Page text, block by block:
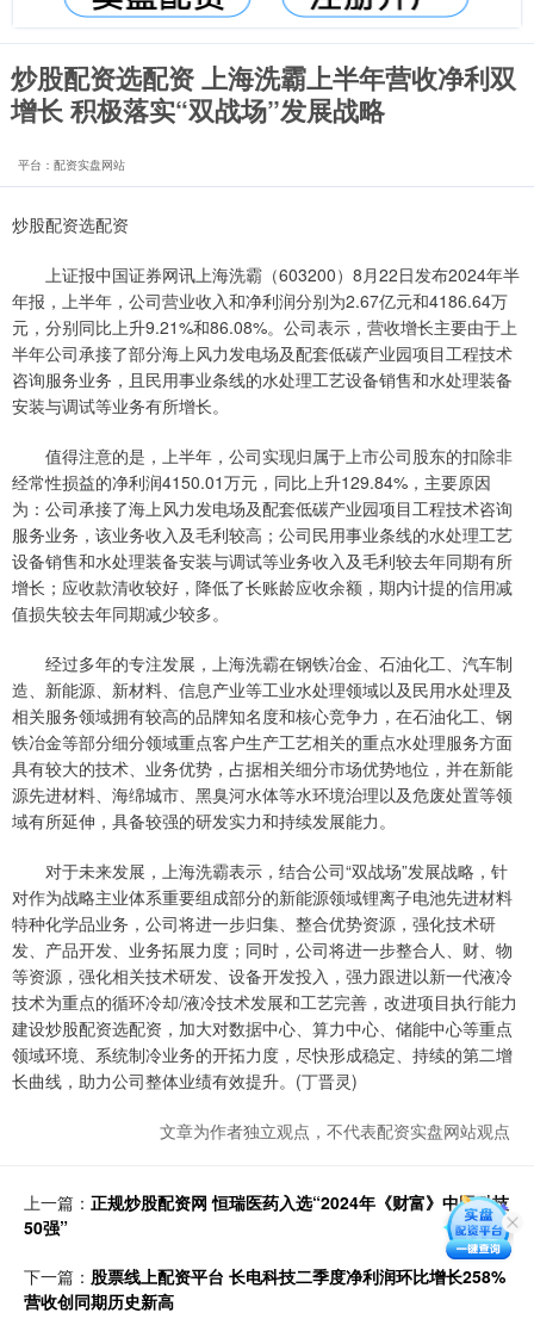
炒股配资选配资 上海洗霸上半年营收净利双
增长 积极落实“双战场”发展战略
平台：配资实盘网站
炒股配资选配资
上证报中国证券网讯上海洗霸（603200）8月22日发布2024年半
年报，上半年，公司营业收入和净利润分别为2.67亿元和4186.64万
元，分别同比上升9.21%和86.08%。公司表示，营收增长主要由于上
半年公司承接了部分海上风力发电场及配套低碳产业园项目工程技术
咨询服务业务，且民用事业条线的水处理工艺设备销售和水处理装备
安装与调试等业务有所增长。
值得注意的是，上半年，公司实现归属于上市公司股东的扣除非
经常性损益的净利润4150.01万元，同比上升129.84%，主要原因
为：公司承接了海上风力发电场及配套低碳产业园项目工程技术咨询
服务业务，该业务收入及毛利较高；公司民用事业条线的水处理工艺
设备销售和水处理装备安装与调试等业务收入及毛利较去年同期有所
增长；应收款清收较好，降低了长账龄应收余额，期内计提的信用减
值损失较去年同期减少较多。
经过多年的专注发展，上海洗霸在钢铁冶金、石油化工、汽车制
造、新能源、新材料、信息产业等工业水处理领域以及民用水处理及
相关服务领域拥有较高的品牌知名度和核心竞争力，在石油化工、钢
铁冶金等部分细分领域重点客户生产工艺相关的重点水处理服务方面
具有较大的技术、业务优势，占据相关细分市场优势地位，并在新能
源先进材料、海绵城市、黑臭河水体等水环境治理以及危废处置等领
域有所延伸，具备较强的研发实力和持续发展能力。
对于未来发展，上海洗霸表示，结合公司“双战场”发展战略，针
对作为战略主业体系重要组成部分的新能源领域锂离子电池先进材料
特种化学品业务，公司将进一步归集、整合优势资源，强化技术研
发、产品开发、业务拓展力度；同时，公司将进一步整合人、财、物
等资源，强化相关技术研发、设备开发投入，强力跟进以新一代液冷
技术为重点的循环冷却/液冷技术发展和工艺完善，改进项目执行能力
建设炒股配资选配资，加大对数据中心、算力中心、储能中心等重点
领域环境、系统制冷业务的开拓力度，尽快形成稳定、持续的第二增
长曲线，助力公司整体业绩有效提升。(丁晋灵)
文章为作者独立观点，不代表配资实盘网站观点
上一篇： 正规炒股配资网 恒瑞医药入选“2024年《财富》中国科技
50强”
下一篇： 股票线上配资平台 长电科技二季度净利润环比增长258%
营收创同期历史新高